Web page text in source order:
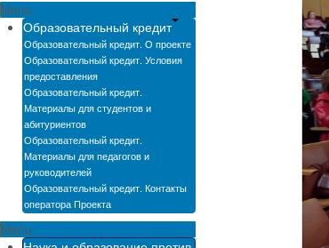
Menu
Образовательный кредит
Образовательный кредит. О проекте
Образовательный кредит. Условия
предоставления
Образовательный кредит.
Материалы для студентов и
абитуриентов
Образовательный кредит.
Материалы для педагогов и
руководителей
Образовательный кредит. Контакты
оператора Проекта
Menu